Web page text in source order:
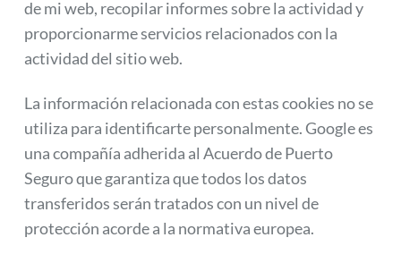
de mi web, recopilar informes sobre la actividad y
proporcionarme servicios relacionados con la
actividad del sitio web.
La información relacionada con estas cookies no se
utiliza para identificarte personalmente. Google es
una compañía adherida al Acuerdo de Puerto
Seguro que garantiza que todos los datos
transferidos serán tratados con un nivel de
protección acorde a la normativa europea.